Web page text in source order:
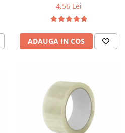
4,56 Lei
ADAUGA IN COS